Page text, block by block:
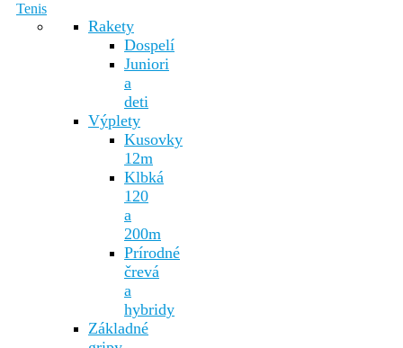
Tenis
Rakety
Dospelí
Juniori
a
deti
Výplety
Kusovky
12m
Klbká
120
a
200m
Prírodné
črevá
a
hybridy
Základné